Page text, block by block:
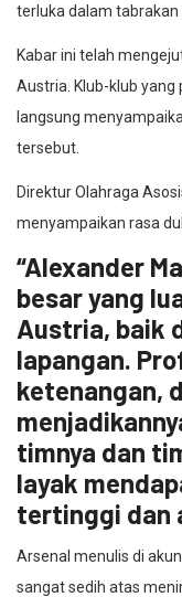
terluka dalam tabrakan
Kabar ini telah
Austria. Klub-klub yang
langsung
tersebut.
Direktur Olahraga
menyampaikan rasa
“Alexander
besar yang
Austria, baik
lapangan.
ketenangan,
timnya dan
layak
tertinggi dan
Arsenal menulis di
sangat sedih atas